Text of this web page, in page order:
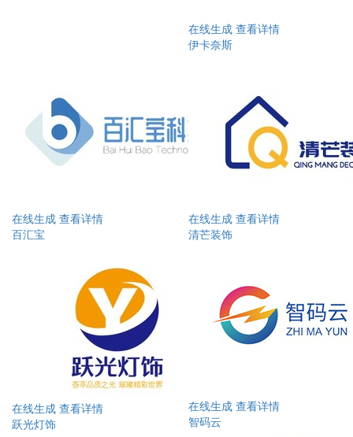
在线生成 查看详情
伊卡奈斯
在线生成 查看详情
百汇宝
在线生成 查看详情
清芒装饰
在线生成 查看详情
跃光灯饰
在线生成 查看详情
智码云